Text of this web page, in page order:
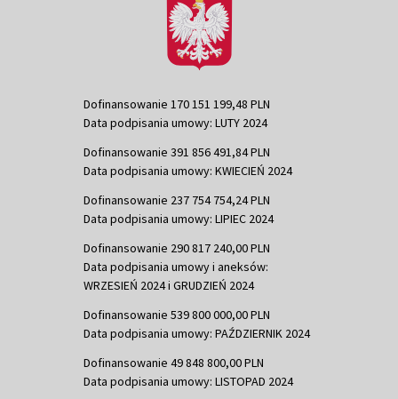
Dofinansowanie 170 151 199,48 PLN
Data podpisania umowy: LUTY 2024
Dofinansowanie 391 856 491,84 PLN
Data podpisania umowy: KWIECIEŃ 2024
Dofinansowanie 237 754 754,24 PLN
Data podpisania umowy: LIPIEC 2024
Dofinansowanie 290 817 240,00 PLN
Data podpisania umowy i aneksów:
WRZESIEŃ 2024 i GRUDZIEŃ 2024
Dofinansowanie 539 800 000,00 PLN
Data podpisania umowy: PAŹDZIERNIK 2024
Dofinansowanie 49 848 800,00 PLN
Data podpisania umowy: LISTOPAD 2024